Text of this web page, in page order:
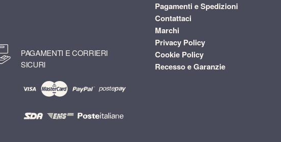
PAGAMENTI E CORRIERI
SICURI
Pagamenti e Spedizioni
Contattaci
Marchi
Privacy Policy
Cookie Policy
Recesso e Garanzie